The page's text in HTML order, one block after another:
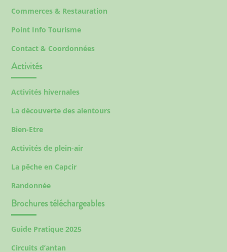
Commerces & Restauration
Point Info Tourisme
Contact & Coordonnées
Activités
Activités hivernales
La découverte des alentours
Bien-Etre
Activités de plein-air
La pêche en Capcir
Randonnée
Brochures téléchargeables
Guide Pratique 2025
Circuits d’antan